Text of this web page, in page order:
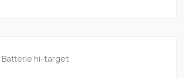
Batterie hi-target